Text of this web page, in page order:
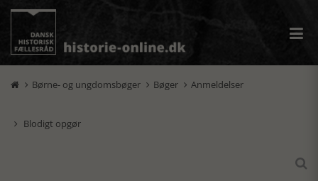
 Børne- og ungdomsbøger  Bøger  Anmeldelser
 Blodigt opgør
